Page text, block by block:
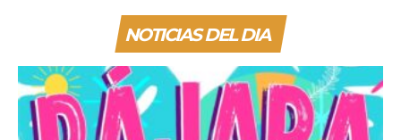
NOTICIAS DEL DIA